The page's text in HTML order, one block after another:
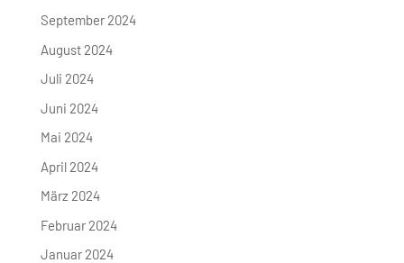
September 2024
August 2024
Juli 2024
Juni 2024
Mai 2024
April 2024
März 2024
Februar 2024
Januar 2024